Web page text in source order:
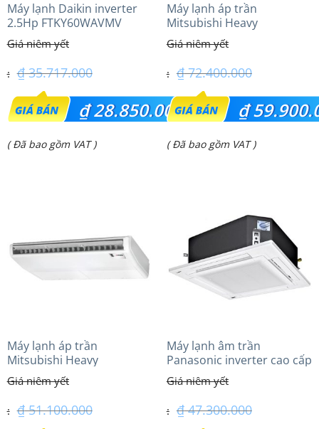
Máy lạnh Daikin inverter
2.5Hp FTKY60WAVMV
₫35.717.000
Giá
gốc
là:
₫28.850.000
Giá
₫ 28.850.000.
( Đã bao gồm VAT )
Máy lạnh áp trần
Mitsubishi Heavy
FDE140VG (6.0Hp) Cao cấp
– 3 Pha
₫72.400.000
Giá
gốc
là:
₫
Giá
₫ 59.900.000.
( Đã bao gồm VAT )
Máy lạnh áp trần
Mitsubishi Heavy
FDE100VG (4.0Hp) Cao cấp
– 3 Pha
₫51.100.000
Máy lạnh âm trần
Panasonic inverter cao cấp
(6.0Hp) S-3448PU3HA/U-
48PRH1H5
₫47.300.000